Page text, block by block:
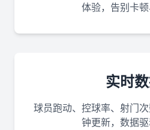
体验，告别卡顿
实时
球员跑动、控球率、射门
钟更新，数据驱